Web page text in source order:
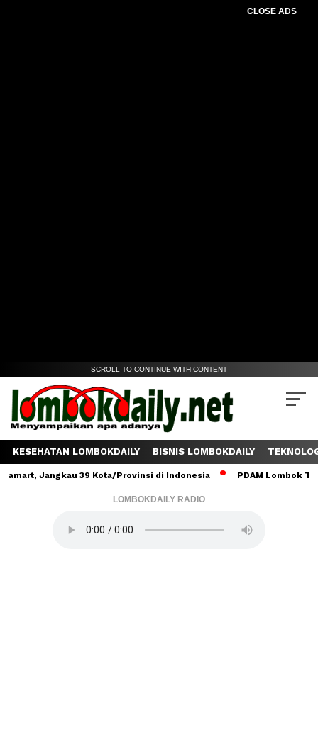
CLOSE ADS
SCROLL TO CONTINUE WITH CONTENT
KESEHATAN LOMBOKDAILY BISNIS LOMBOKDAILY
Jangkau 39 Kota/Provinsi di Indonesia PDAM Lombok Tengah
LOMBOKDAILY RADIO